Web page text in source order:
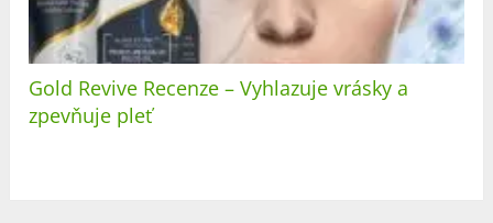
Gold Revive Recenze – Vyhlazuje vrásky a
zpevňuje pleť